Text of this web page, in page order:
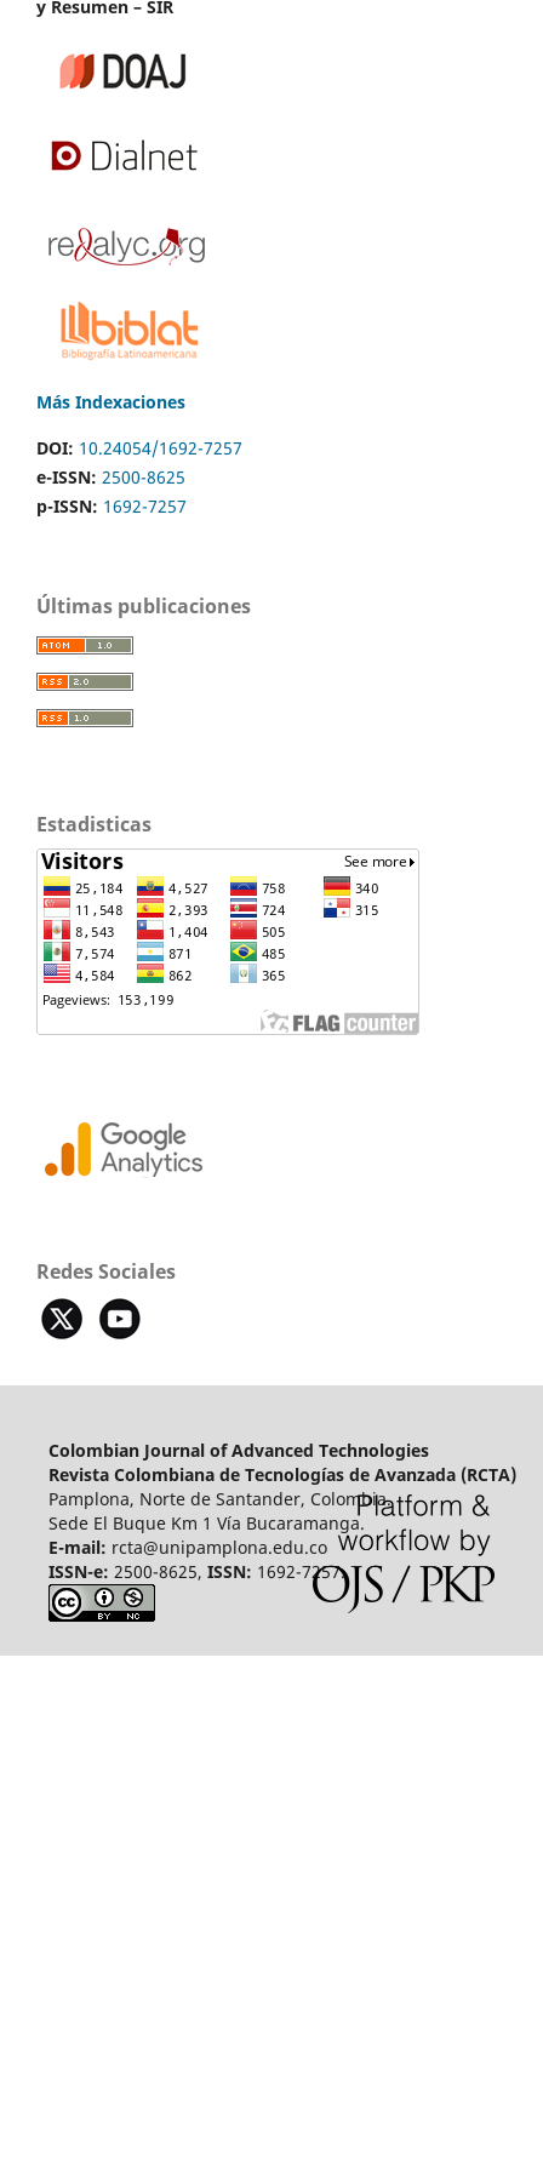
y Resumen – SIR
Más Indexaciones
DOI: 10.24054/1692-7257
e-ISSN: 2500-8625
p-ISSN: 1692-7257
Últimas publicaciones
Estadisticas
Redes Sociales
Colombian Journal of Advanced Technologies
Revista Colombiana de Tecnologías de Avanzada (RCTA)
Pamplona, Norte de Santander, Colombia.
Sede El Buque Km 1 Vía Bucaramanga.
E-mail: rcta@unipamplona.edu.co
ISSN-e: 2500-8625, ISSN: 1692-7257.